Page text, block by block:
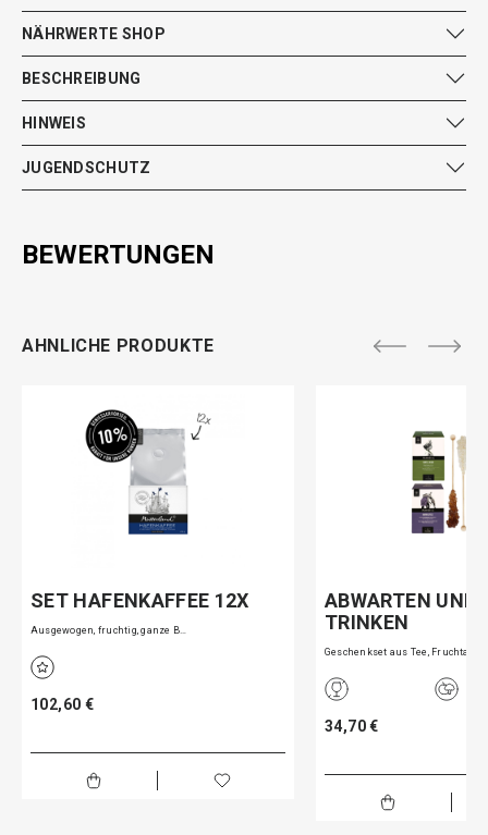
NÄHRWERTE SHOP
BESCHREIBUNG
HINWEIS
JUGENDSCHUTZ
BEWERTUNGEN
AHNLICHE PRODUKTE
SET HAFENKAFFEE 12X
Ausgewogen, fruchtig, ganze B…
102,60 €
ABWARTEN UND
TRINKEN
Geschenkset aus Tee, Fruchtau…
34,70 €